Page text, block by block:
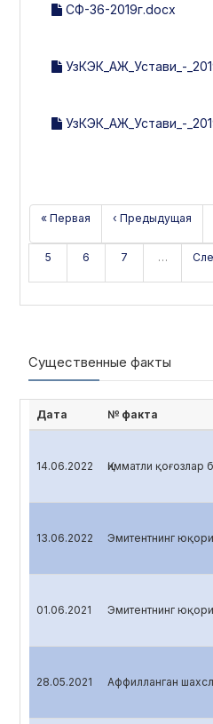
СФ-36-2019г.docx
УзКЭК_АЖ_Устави_-
УзКЭК_АЖ_Устави_-
« Первая ‹ Предыдущая
5 6 7 …
Существенные факты
Дата № факта
14.06.2022 Қимматли
13.06.2022 Эмитентнинг
01.06.2021 Эмитентнинг
28.05.2021 Аффилланган